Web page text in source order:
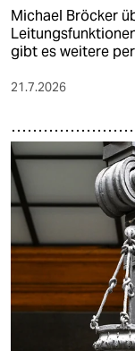
Michael Bröcker
gibt es weitere
21.7.2026